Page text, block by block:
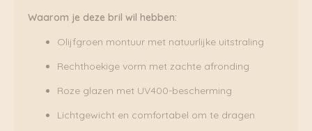
Waarom je deze bril wil hebben:
Olijfgroen montuur met natuurlijke uitstraling
Rechthoekige vorm met zachte afronding
Roze glazen met UV400-bescherming
Lichtgewicht en comfortabel om te dragen